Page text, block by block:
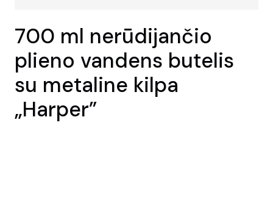
700 ml nerūdijančio
plieno vandens butelis
su metaline kilpa
„Harper”